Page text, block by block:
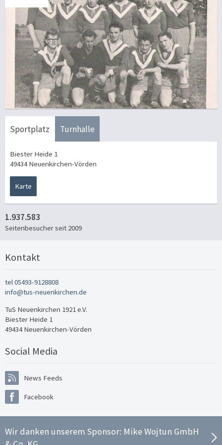
Sportplatz Turnhalle
Biester Heide 1
49434 Neuenkirchen-Vörden
Karte
1.937.583
Seitenbesucher seit 2009
Kontakt
tel 05493-9128808
info@tus-neuenkirchen.de
TuS Neuenkirchen 1921 e.V.
Biester Heide 1
49434 Neuenkirchen-Vörden
Social Media
News Feeds
Facebook
Wir danken unserem Sponsor: Mike Wojtun GmbH